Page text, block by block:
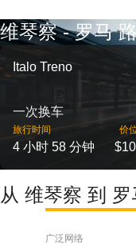
维琴察 - 罗马
Italo Treno
一次换车
旅行时间
4 小时 58 分钟
价
从 维琴察 到
广泛网络